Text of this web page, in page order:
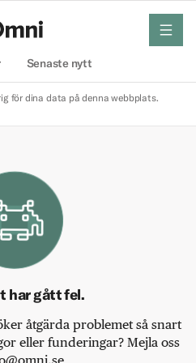
Senaste nytt
meny
för dina data på denna webbplats.
har gått fel.
åtgärda problemet så snart
eller funderingar? Mejla oss